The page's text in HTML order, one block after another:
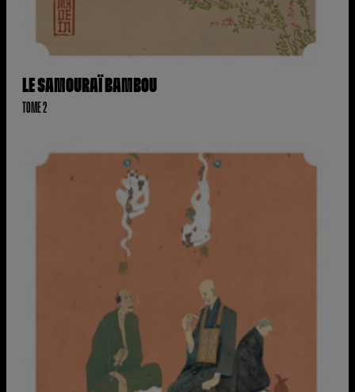
LE SAMOURAÏ BAMBOU
TOME 2